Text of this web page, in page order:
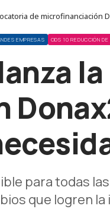
de
EMPRESAS ODS 10 REDUCCIÓN
para todas
que logren